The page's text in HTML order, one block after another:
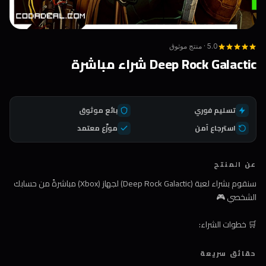
5.0 · منتج موثوق
Deep Rock Galactic شراء مباشرة
تسليم فوري
بائع موثوق
استرجاع آمن
موزّع معتمد
عن المنتج
سنقوم بشراء لعبة (Deep Rock Galactic) لجهاز (Xbox) مباشرةً من حسابك
الشخصي 🎮
🛒 خطوات الشراء:
1️⃣ اضغط على زر الشراء
حقائق سريعة